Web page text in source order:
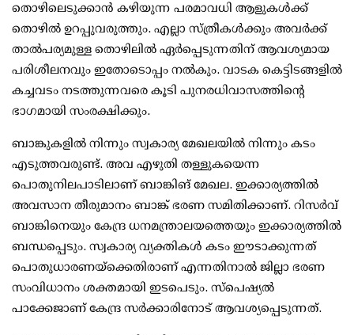
തൊഴിലെടുക്കാന്‍ കഴിയുന്ന പരമാവധി ആളുകള്‍ക്ക്
തൊഴില്‍ ഉറപ്പുവരുത്തും. എല്ലാ സ്ത്രീകള്‍ക്കും അവര്‍ക്ക്
താല്‍പര്യമുള്ള തൊഴിലില്‍ ഏര്‍പ്പെടുന്നതിന് ആവശ്യമായ
പരിശീലനവും ഇതോടൊപ്പം നല്‍കും. വാടക കെട്ടിടങ്ങളില്‍
കച്ചവടം നടത്തുന്നവരെ കൂടി പുനരധിവാസത്തിന്റെ
ഭാഗമായി സംരക്ഷിക്കും.
ബാങ്കുകളില്‍ നിന്നും സ്വകാര്യ മേഖലയില്‍ നിന്നും കടം
എടുത്തവരുണ്ട്. അവ എഴുതി തള്ളുകയെന്ന
പൊതുനിലപാടിലാണ് ബാങ്കിങ് മേഖല. ഇക്കാര്യത്തില്‍
അവസാന തീരുമാനം ബാങ്ക് ഭരണ സമിതിക്കാണ്. റിസര്‍വ്
ബാങ്കിനെയും കേന്ദ്ര ധനമന്ത്രാലയത്തെയും ഇക്കാര്യത്തില്‍
ബന്ധപ്പെടും. സ്വകാര്യ വ്യക്തികള്‍ കടം ഈടാക്കുന്നത്
പൊതുധാരണയ്ക്കെതിരാണ് എന്നതിനാല്‍ ജില്ലാ ഭരണ
സംവിധാനം ശക്തമായി ഇടപെടും. സ്പെഷ്യല്‍
പാക്കേജാണ് കേന്ദ്ര സര്‍ക്കാരിനോട് ആവശ്യപ്പെടുന്നത്.